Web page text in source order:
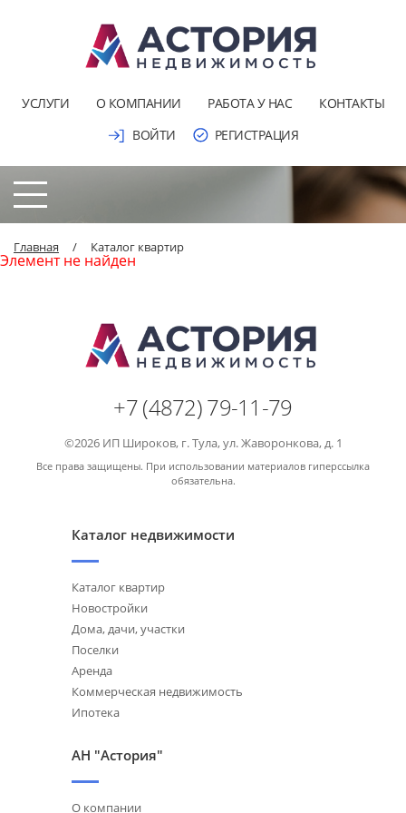
УСЛУГИ О КОМПАНИИ РАБОТА У НАС
КОНТАКТЫ
ВОЙТИ
РЕГИСТРАЦИЯ
Главная / Каталог квартир
Элемент не найден
+7 (4872) 79-11-79
©2026 ИП Широков, г. Тула, ул. Жаворонкова, д. 1
Все права защищены. При использовании материалов гиперссылка
обязательна.
Каталог недвижимости
Каталог квартир
Новостройки
Дома, дачи, участки
Поселки
Аренда
Коммерческая недвижимость
Ипотека
АН "Астория"
О компании